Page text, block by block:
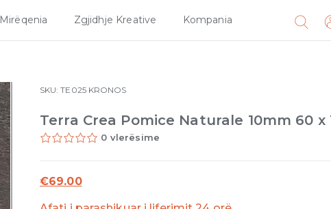
Mirëqenia Zgjidhje Kreative Kompania
for:
SKU:TE025 KRONOS
Terra Crea Pomice Naturale 10mm 60 x
0 vlerësime
€69.00